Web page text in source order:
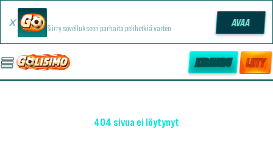
Siirry sovellukseen parhaita pelihetkiä varten AVAA
KIRJAUDU LIITY
404 sivua ei löytynyt